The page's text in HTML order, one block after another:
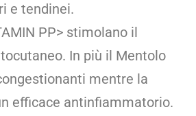
e tendinei.
PP> stimolano il
In più il Mentolo
mentre la
efficace antinfiammatorio.